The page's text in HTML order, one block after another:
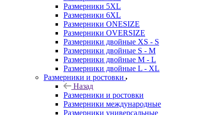
Размерники 5XL
Размерники 6XL
Размерники ONESIZE
Размерники OVERSIZE
Размерники двойные XS - S
Размерники двойные S - M
Размерники двойные M - L
Размерники двойные L - XL
Размерники и ростовки
Назад
Размерники и ростовки
Размерники международные
Размерники универсальные